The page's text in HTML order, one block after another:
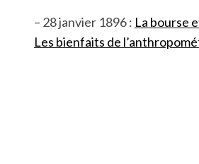
– 28 janvier 1896 : La bourse
Les bienfaits de